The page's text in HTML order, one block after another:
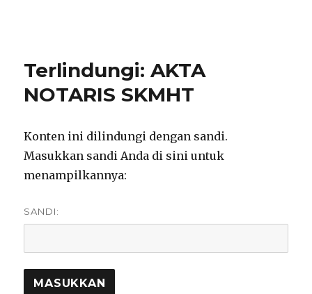
Terlindungi: AKTA
NOTARIS SKMHT
Konten ini dilindungi dengan sandi.
Masukkan sandi Anda di sini untuk
menampilkannya:
SANDI: